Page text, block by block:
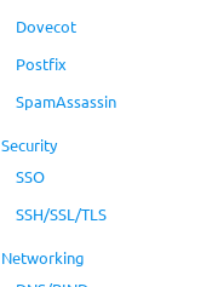
Dovecot
Postfix
SpamAssassin
Security
SSO
SSH/SSL/TLS
Networking